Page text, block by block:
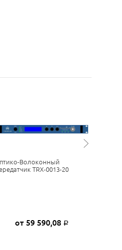
Волоконный
TRX-0013-20
от 59 590,08 Р